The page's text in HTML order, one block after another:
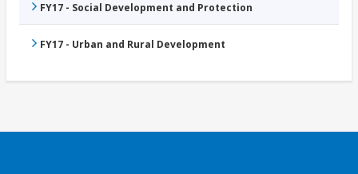
FY17 - Social Development and Protection
FY17 - Urban and Rural Development